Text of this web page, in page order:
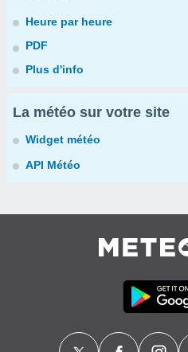
Heure par heure
PDF
Plus d'info
La météo sur votre site
Widget météo
API Météo